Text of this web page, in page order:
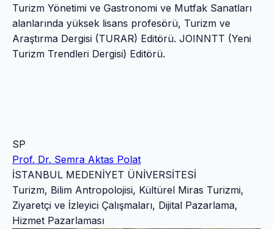
Turizm Yönetimi ve Gastronomi ve Mutfak Sanatları
alanlarında yüksek lisans profesörü, Turizm ve
Araştırma Dergisi (TURAR) Editörü. JOINNTT (Yeni
Turizm Trendleri Dergisi) Editörü.
SP
Prof. Dr. Semra Aktas Polat
İSTANBUL MEDENİYET ÜNİVERSİTESİ
Turizm, Bilim Antropolojisi, Kültürel Miras Turizmi,
Ziyaretçi ve İzleyici Çalışmaları, Dijital Pazarlama,
Hizmet Pazarlaması